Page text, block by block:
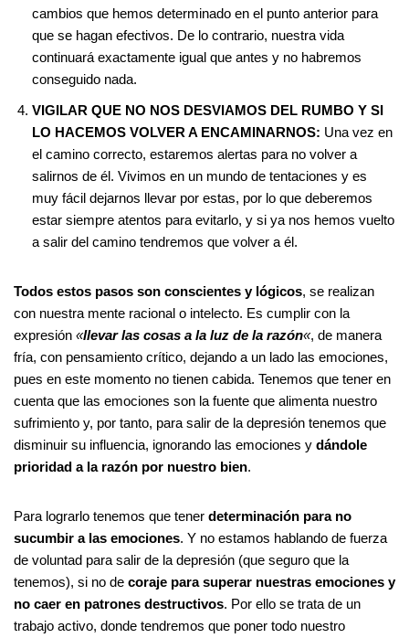
cambios que hemos determinado en el punto anterior para
que se hagan efectivos. De lo contrario, nuestra vida
continuará exactamente igual que antes y no habremos
conseguido nada.
VIGILAR QUE NO NOS DESVIAMOS DEL RUMBO Y SI
LO HACEMOS VOLVER A ENCAMINARNOS: Una vez en
el camino correcto, estaremos alertas para no volver a
salirnos de él. Vivimos en un mundo de tentaciones y es
muy fácil dejarnos llevar por estas, por lo que deberemos
estar siempre atentos para evitarlo, y si ya nos hemos vuelto
a salir del camino tendremos que volver a él.
Todos estos pasos son conscientes y lógicos, se realizan
con nuestra mente racional o intelecto. Es cumplir con la
expresión «llevar las cosas a la luz de la razón«, de manera
fría, con pensamiento crítico, dejando a un lado las emociones,
pues en este momento no tienen cabida. Tenemos que tener en
cuenta que las emociones son la fuente que alimenta nuestro
sufrimiento y, por tanto, para salir de la depresión tenemos que
disminuir su influencia, ignorando las emociones y dándole
prioridad a la razón por nuestro bien.
Para lograrlo tenemos que tener determinación para no
sucumbir a las emociones. Y no estamos hablando de fuerza
de voluntad para salir de la depresión (que seguro que la
tenemos), si no de coraje para superar nuestras emociones y
no caer en patrones destructivos. Por ello se trata de un
trabajo activo, donde tendremos que poner todo nuestro